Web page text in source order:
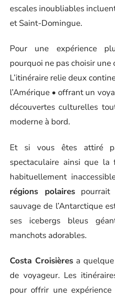
escales inoubliables
et Saint-Domingue.
Pour une expérience
pourquoi ne pas choisir
L’itinéraire relie deux
l’Amérique • offrant un
découvertes culturelles
moderne à bord.
Et si vous êtes attiré
spectaculaire ainsi que
habituellement
régions polairespourrait
sauvage de l’Antarctique
ses icebergs bleus
manchots adorables.
Costa Croisières a
de voyageur. Les
pour offrir une